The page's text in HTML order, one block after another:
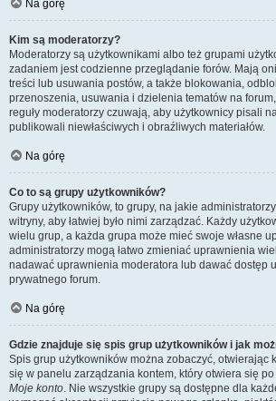
Na górę
Kim są moderatorzy?
Moderatorzy są użytkownikami albo też grupami
zadaniem jest codzienne przeglądanie forów. Mają
treści lub usuwania postów, a także blokowania,
przenoszenia, usuwania i dzielenia tematów na
reguły moderatorzy czuwają, aby użytkownicy pisali
publikowali niewłaściwych i obraźliwych materiałów.
Na górę
Co to są grupy użytkowników?
Grupy użytkowników, to grupy, na jakie
witryny, aby łatwiej było nimi zarządzać. Każdy
wielu grup, a każda grupa może mieć swoje własne
administratorzy mogą łatwo zmieniać uprawnienia
nadawać uprawnienia moderatora lub dawać dostęp
prywatnego forum.
Na górę
Gdzie znajduje się spis grup użytkowników i jak
Spis grup użytkowników można zobaczyć, otwierając
się w panelu zarządzania kontem, który otwiera się
Moje konto. Nie wszystkie grupy są dostępne dla